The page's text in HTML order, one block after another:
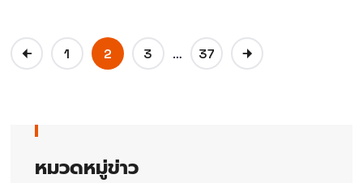
1 2 3 … 37
หมวดหมู่ข่าว